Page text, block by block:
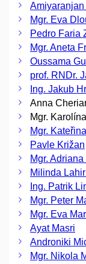
Mgr. Eva
Pedro Faria
Mgr. Aneta
Oussama
prof. RNDr.
Ing. Jakub
Anna
Mgr.
Mgr.
Pavle Križan
Mgr.
Milinda
Ing. Patrik
Mgr. Peter
Mgr. Eva
Ayat Masri
Androniki
Mgr. Nikola